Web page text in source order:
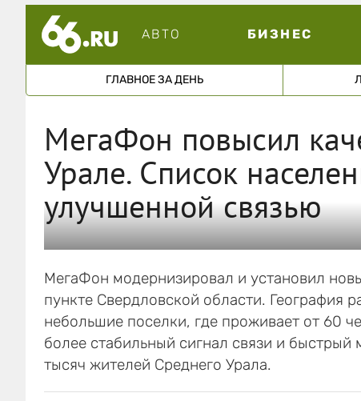
АВТО БИЗНЕС
ГЛАВНОЕ ЗА ДЕНЬ
МегаФон повысил
Урале. Список
улучшенной связью
МегаФон модернизировал и установил
пункте Свердловской области. География
небольшие поселки, где проживает от 60
более стабильный сигнал связи и
тысяч жителей Среднего Урала.